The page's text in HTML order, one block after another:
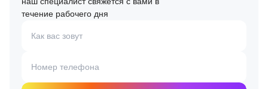
течение рабочего дня
Как вас зовут
Номер телефона